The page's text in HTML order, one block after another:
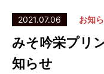
2021.07.06 お知
みそ吟栄プリ
知らせ